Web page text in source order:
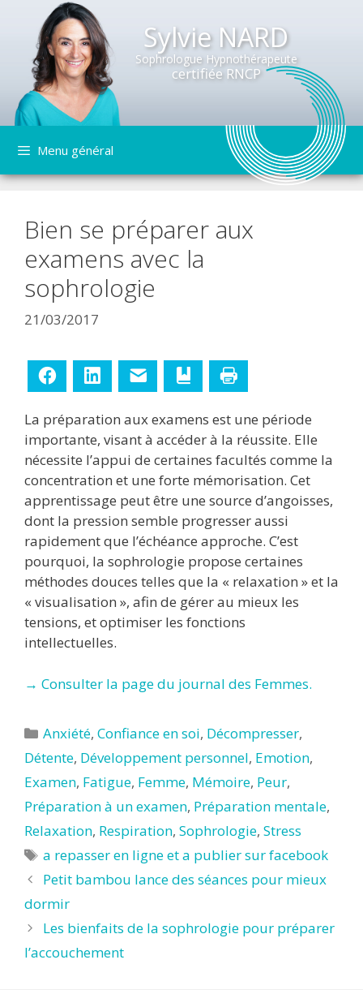
Sylvie NARD
Sophrologue Hypnothérapeute
certifiée RNCP
contenu
Menu général
Bien se préparer aux
examens avec la
sophrologie
21/03/2017
Facebook LinkedIn Ajouter aux favoris
La préparation aux examens est une période
importante, visant à accéder à la réussite. Elle
nécessite l’appui de certaines facultés comme la
concentration et une forte mémorisation. Cet
apprentissage peut être une source d’angoisses,
dont la pression semble progresser aussi
rapidement que l’échéance approche. C’est
pourquoi, la sophrologie propose certaines
méthodes douces telles que la « relaxation » et la
« visualisation », afin de gérer au mieux les
tensions, et optimiser les fonctions
intellectuelles.
→ Consulter la page du journal des Femmes.
Catégories
Anxiété,Confiance en soi, Décompresser,
Détente, Développement personnel, Emotion,
Examen, Fatigue, Femme, Mémoire, Peur,
Préparation à un examen, Préparation mentale,
Relaxation, Respiration, Sophrologie, Stress
Étiquettes
a repasser en ligne et a publier sur facebook
Petit bambou lance des séances pour mieux
dormir
Les bienfaits de la sophrologie pour préparer
l’accouchement